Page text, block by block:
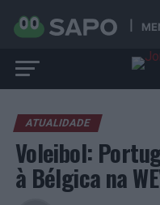
ATUALIDADE
Voleibol:
à Bélgica na